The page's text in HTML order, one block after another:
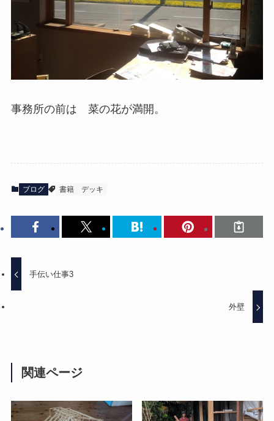
事務所の前は 菜の花が満開。
ブログ 書籍 デッキ
手伝い仕事3
外壁
関連ページ